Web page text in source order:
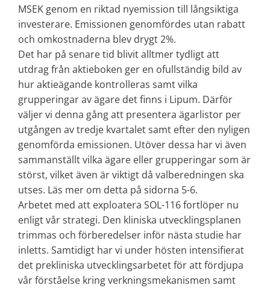
MSEK genom en riktad nyemission till långsiktiga
investerare. Emissionen genomfördes utan rabatt
och omkostnaderna blev drygt 2%.
Det har på senare tid blivit alltmer tydligt att
utdrag från aktieboken ger en ofullständig bild av
hur aktieägande kontrolleras samt vilka
grupperingar av ägare det finns i Lipum. Därför
väljer vi denna gång att presentera ägarlistor per
utgången av tredje kvartalet samt efter den nyligen
genomförda emissionen. Utöver dessa har vi även
sammanställt vilka ägare eller grupperingar som är
störst, vilket även är viktigt då valberedningen ska
utses. Läs mer om detta på sidorna 5-6.
Arbetet med att exploatera SOL-116 fortlöper nu
enligt vår strategi. Den kliniska utvecklingsplanen
trimmas och förberedelser inför nästa studie har
inletts. Samtidigt har vi under hösten intensifierat
det prekliniska utvecklingsarbetet för att fördjupa
vår förståelse kring verkningsmekanismen samt